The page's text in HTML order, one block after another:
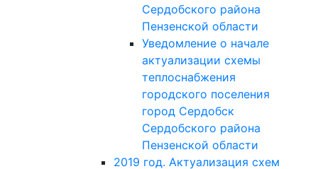
Сердобского района
Пензенской области
Уведомление о начале
актуализации схемы
теплоснабжения
городского поселения
город Сердобск
Сердобского района
Пензенской области
2019 год. Актуализация схем